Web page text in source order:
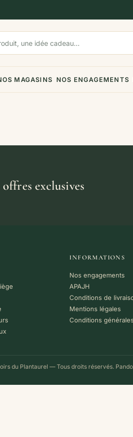
MAGASINS NOS ENGAGEMENTS
exclusives
INFORMATIONS
Nos engagements
APAJH
Conditions de
Mentions légales
Conditions
du Plantaurel — Tous droits réservés.